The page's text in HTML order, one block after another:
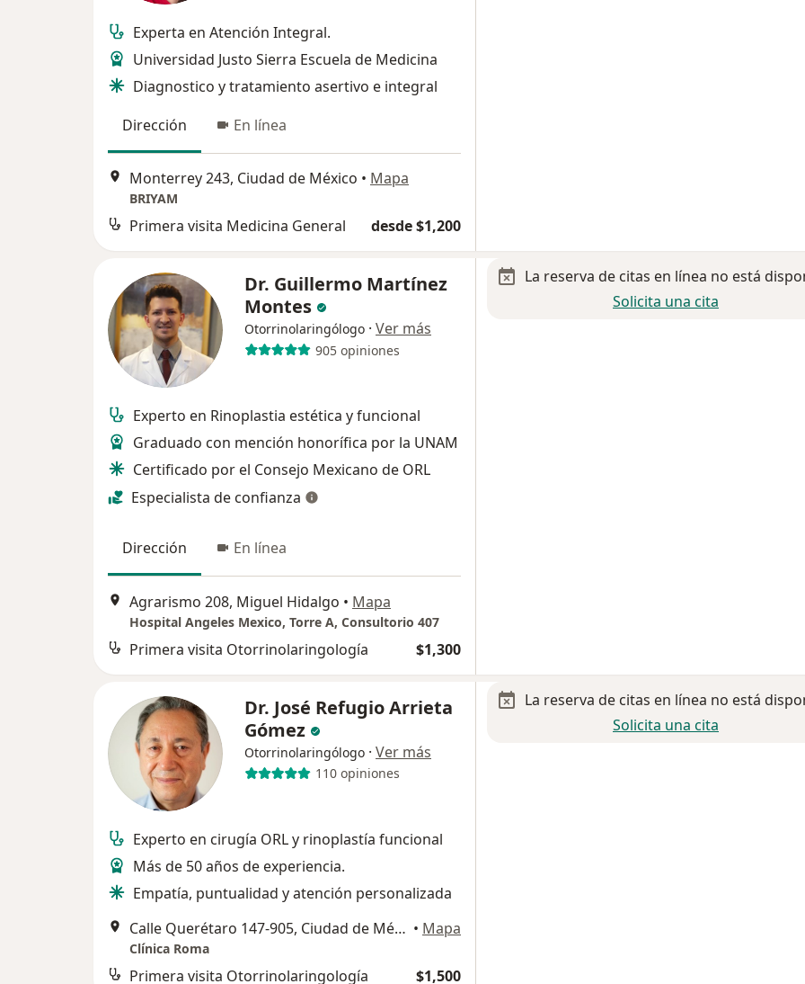
Experta en Atención Integral.
Universidad Justo Sierra Escuela de Medicina
Diagnostico y tratamiento asertivo e integral
Dirección
En línea
Monterrey 243, Ciudad de México • Mapa
BRIYAM
Primera visita Medicina General desde $1,200
Dr. Guillermo Martínez
Montes
Otorrinolaringólogo · Ver más
905 opiniones
Experto en Rinoplastia estética y funcional
Graduado con mención honorífica por la UNAM
Certificado por el Consejo Mexicano de ORL
Especialista de confianza
Dirección En línea
Agrarismo 208, Miguel Hidalgo • Mapa
Hospital Angeles Mexico, Torre A, Consultorio 407
Primera visita Otorrinolaringología $1,300
La reserva de citas en línea no está
Solicita una cita
Dr. José Refugio Arrieta
Gómez
Otorrinolaringólogo · Ver más
110 opiniones
Experto en cirugía ORL y rinoplastía funcional
Más de 50 años de experiencia.
Empatía, puntualidad y atención personalizada
Calle Querétaro 147-905, Ciudad de México • Mapa
Clínica Roma
Primera visita Otorrinolaringología $1,500
La reserva de citas en línea no está
Solicita una cita